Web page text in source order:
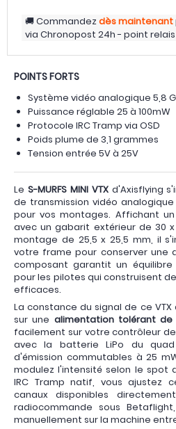
Commandezdès maintenant
via Chronopost 24h - point relais
POINTS FORTS
Système vidéo analogique 5,8
Puissance réglable 25 à 100mW
Protocole IRC Tramp via OSD
Poids plume de 3,1 grammes
Tension entrée 5V à 25V
Le S-MURFS MINI VTXd'Axisflying
de transmission vidéo analogique
pour vos montages. Affichant
avec un gabarit extérieur de 30
montage de 25,5 x 25,5 mm, il
votre frame pour conserver une
composant garantit un
pour les pilotes qui construisent
efficaces.
La constance du signal de ce
sur une alimentation tolérant
facilement sur votre contrôleur
avec la batterie LiPo du quad
d'émission commutables à 25
modulez l'intensité selon le spot
IRC Tramp natif, vous ajustez
canaux disponibles
radiocommande sous
manuellement sur la machine